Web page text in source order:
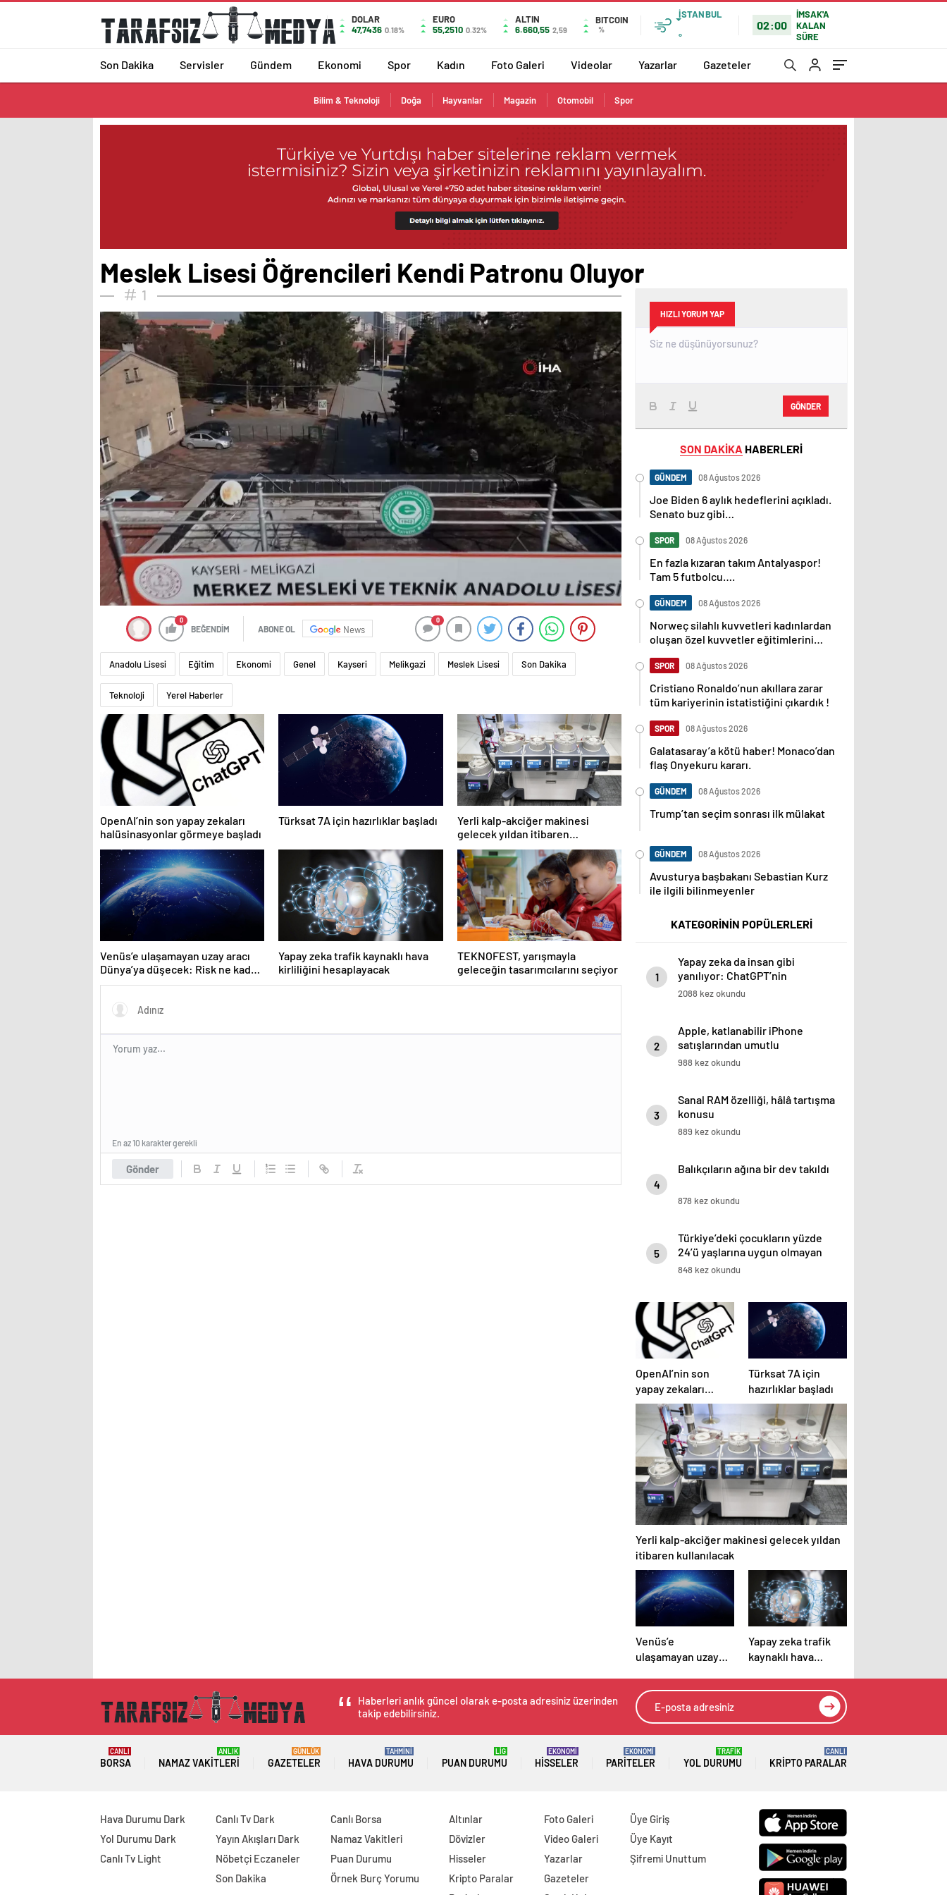
DOLAR
47,7436 0.18%
EURO
55,2510 0.32%
ALTIN
6.660,55 2,59
BITCOIN
%
İSTANBUL
°
02:00
İMSAK'A
KALAN
SÜRE
Son Dakika Servisler Gündem Ekonomi Spor Kadın Foto Galeri Videolar Yazarlar Gazeteler
Bilim & Teknoloji Doğa Hayvanlar Magazin Otomobil Spor
Meslek Lisesi Öğrencileri Kendi Patronu Oluyor
1
0
BEĞENDİM ABONE OL News
0
Anadolu Lisesi Eğitim Ekonomi Genel Kayseri Melikgazi Meslek Lisesi Son Dakika
Teknoloji Yerel Haberler
OpenAI’nin son yapay zekaları
halüsinasyonlar görmeye başladı
Türksat 7A için hazırlıklar başladı
Yerli kalp-akciğer makinesi
gelecek yıldan itibaren
kullanılacak
Venüs’e ulaşamayan uzay aracı
Dünya’ya düşecek: Risk ne kadar
büyük?
Yapay zeka trafik kaynaklı hava
kirliliğini hesaplayacak
TEKNOFEST, yarışmayla
geleceğin tasarımcılarını seçiyor
Gönder
En az 10 karakter gerekli
HIZLI YORUM YAP
GÖNDER
SON DAKİKA HABERLERİ
GÜNDEM 08 Ağustos 2026
Joe Biden 6 aylık hedeflerini açıkladı.
Senato buz gibi…
SPOR 08 Ağustos 2026
En fazla kızaran takım Antalyaspor!
Tam 5 futbolcu….
GÜNDEM 08 Ağustos 2026
Norweç silahlı kuvvetleri kadınlardan
oluşan özel kuvvetler eğitimlerini
SPOR 08 Ağustos 2026
Cristiano Ronaldo’nun akıllara zarar
tüm kariyerinin istatistiğini çıkardık !
SPOR 08 Ağustos 2026
Galatasaray’a kötü haber! Monaco’dan
flaş Onyekuru kararı.
GÜNDEM 08 Ağustos 2026
Trump’tan seçim sonrası ilk mülakat
GÜNDEM 08 Ağustos 2026
Avusturya başbakanı Sebastian Kurz
ile ilgili bilinmeyenler
KATEGORİNİN POPÜLERLERİ
1
Yapay zeka da insan gibi
yanılıyor: ChatGPT’nin
önyargıları ortaya çıktı
2088 kez okundu
2
Apple, katlanabilir iPhone
satışlarından umutlu
988 kez okundu
3
Sanal RAM özelliği, hâlâ tartışma
konusu
889 kez okundu
4
Balıkçıların ağına bir dev takıldı
878 kez okundu
5
Türkiye’deki çocukların yüzde
24’ü yaşlarına uygun olmayan
bilgisayar oyunları oynuyor
848 kez okundu
OpenAI’nin son
yapay zekaları
halüsinasyonlar
görmeye başladı
Türksat 7A için
hazırlıklar başladı
Yerli kalp-akciğer makinesi gelecek yıldan
itibaren kullanılacak
Venüs’e
ulaşamayan uzay
düşecek: Risk ne
kadar büyük?
Yapay zeka trafik
kaynaklı hava
hesaplayacak
Haberleri anlık güncel olarak e-posta adresiniz üzerinden
takip edebilirsiniz.
BORSA
CANLI
NAMAZ VAKITLERI
ANLIK
GAZETELER
GÜNLÜK
HAVA DURUMU
TAHMİNİ
PUAN DURUMU
LİG
HISSELER
EKONOMİ
PARITELER
EKONOMİ
YOL DURUMU
TRAFİK
KRIPTO PARALAR
CANLI
Hava Durumu Dark
Yol Durumu Dark
Canlı Tv Light
Canlı Tv Dark
Yayın Akışları Dark
Nöbetçi Eczaneler
Son Dakika
Canlı Borsa
Namaz Vakitleri
Puan Durumu
Örnek Burç Yorumu
Altınlar
Dövizler
Hisseler
Kripto Paralar
Foto Galeri
Video Galeri
Yazarlar
Gazeteler
Üye Giriş
Üye Kayıt
Şifremi Unuttum